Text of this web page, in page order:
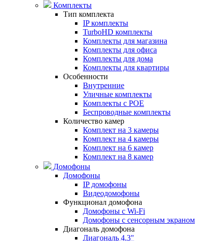
Комплекты
Тип комплекта
IP комплекты
TurboHD комплекты
Комплекты для магазина
Комплекты для офиса
Комплекты для дома
Комплекты для квартиры
Особенности
Внутренние
Уличные комплекты
Комплекты с POE
Беспроводные комплекты
Количество камер
Комплект на 3 камеры
Комплект на 4 камеры
Комплект на 6 камер
Комплект на 8 камер
Домофоны
Домофоны
IP домофоны
Видеодомофоны
Функционал домофона
Домофоны с Wi-Fi
Домофоны с сенсорным экраном
Диагональ домофона
Диагональ 4.3"